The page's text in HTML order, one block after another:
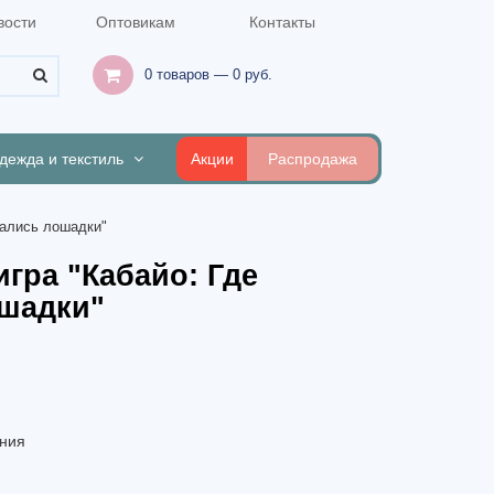
Оптовикам Контакты
0 товаров — 0 руб.
и текстиль Акции Распродажа
лошадки"
"Кабайо: Где